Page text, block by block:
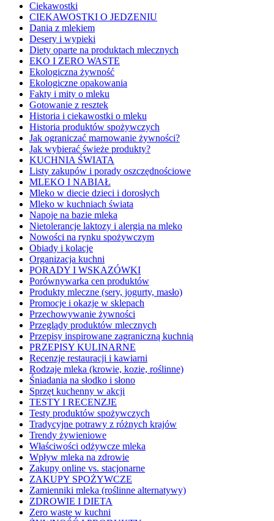
Ciekawostki
CIEKAWOSTKI O JEDZENIU
Dania z mlekiem
Desery i wypieki
Diety oparte na produktach mlecznych
EKO I ZERO WASTE
Ekologiczna żywność
Ekologiczne opakowania
Fakty i mity o mleku
Gotowanie z resztek
Historia i ciekawostki o mleku
Historia produktów spożywczych
Jak ograniczać marnowanie żywności?
Jak wybierać świeże produkty?
KUCHNIA ŚWIATA
Listy zakupów i porady oszczędnościowe
MLEKO I NABIAŁ
Mleko w diecie dzieci i dorosłych
Mleko w kuchniach świata
Napoje na bazie mleka
Nietolerancje laktozy i alergia na mleko
Nowości na rynku spożywczym
Obiady i kolacje
Organizacja kuchni
PORADY I WSKAZÓWKI
Porównywarka cen produktów
Produkty mleczne (sery, jogurty, masło)
Promocje i okazje w sklepach
Przechowywanie żywności
Przeglądy produktów mlecznych
Przepisy inspirowane zagraniczną kuchnią
PRZEPISY KULINARNE
Recenzje restauracji i kawiarni
Rodzaje mleka (krowie, kozie, roślinne)
Śniadania na słodko i słono
Sprzęt kuchenny w akcji
TESTY I RECENZJE
Testy produktów spożywczych
Tradycyjne potrawy z różnych krajów
Trendy żywieniowe
Właściwości odżywcze mleka
Wpływ mleka na zdrowie
Zakupy online vs. stacjonarne
ZAKUPY SPOŻYWCZE
Zamienniki mleka (roślinne alternatywy)
ZDROWIE I DIETA
Zero waste w kuchni